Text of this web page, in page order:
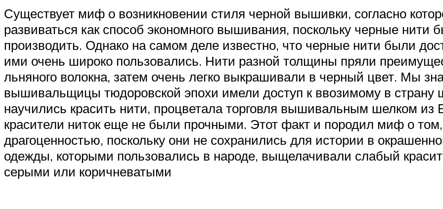
Существует миф о возникновении стиля черной вышивки, согласно
развиваться как способ экономного вышивания, поскольку черные нити
производить. Однако на самом деле известно, что черные нити были
ими очень широко пользовались. Нити разной толщины пряли
льняного волокна, затем очень легко выкрашивали в черный цвет. Мы
вышивальщицы тюдоровской эпохи имели доступ к ввозимому в страну
научились красить нити, процветала торговля вышивальным шелком из
красители ниток еще не были прочными. Этот факт и породил миф о
драгоценностью, поскольку они не сохранились для истории в
одежды, которыми пользовались в народе, выщелачивали слабый
серыми или коричневатыми